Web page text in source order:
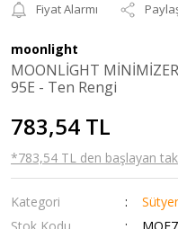
Fiyat Alarmı
moonlight
MOONLİGHT
95E - Ten Rengi
783,54 TL
*783,54 TL den başlayan
Kategori